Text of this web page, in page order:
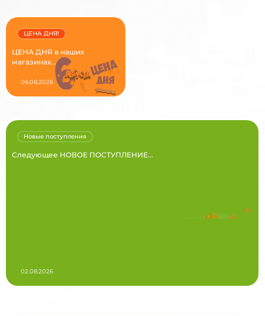
ЦЕНА ДНЯ в наших
магазинах...
ЦЕНА ДНЯ!
06.08.2026
Следующее НОВОЕ ПОСТУПЛЕНИЕ...
Новые поступления
02.08.2026